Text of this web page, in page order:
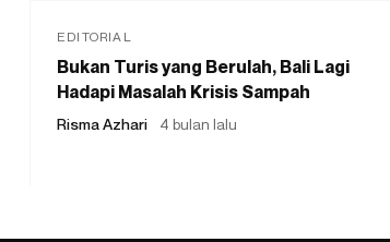
EDITORIAL
Bukan Turis yang Berulah, Bali Lagi
Hadapi Masalah Krisis Sampah
Risma Azhari 4 bulan lalu